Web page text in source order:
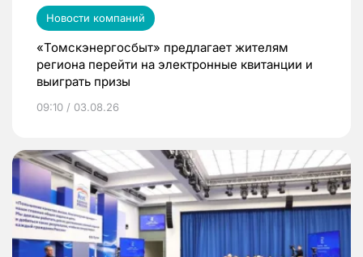
Новости компаний
«Томскэнергосбыт» предлагает жителям
региона перейти на электронные квитанции и
выиграть призы
09:10 / 03.08.26